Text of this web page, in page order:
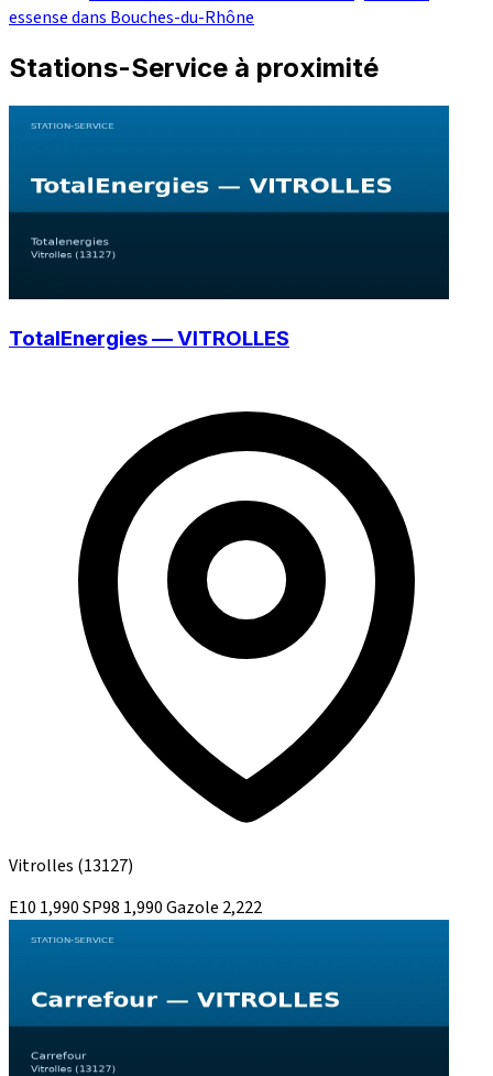
essense dans Bouches-du-Rhône
Stations-Service à proximité
TotalEnergies — VITROLLES
Vitrolles (13127)
E10 1,990SP98 1,990Gazole 2,222